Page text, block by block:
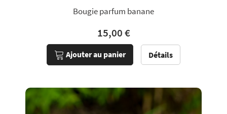
Bougie parfum banane
15,00 €
Ajouter au panier Détails